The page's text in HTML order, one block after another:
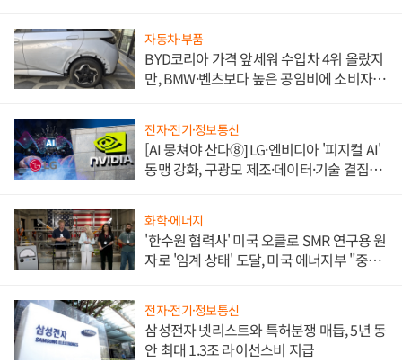
자동차·부품
BYD코리아 가격 앞세워 수입차 4위 올랐지
만, BMW·벤츠보다 높은 공임비에 소비자
전자·전기·정보통신
[AI 뭉쳐야 산다⑧] LG·엔비디아 '피지컬 AI'
동맹 강화, 구광모 제조·데이터·기술 결집
화학·에너지
'한수원 협력사' 미국 오클로 SMR 연구용 원
자로 '임계 상태' 도달, 미국 에너지부 "중요
전자·전기·정보통신
삼성전자 넷리스트와 특허분쟁 매듭, 5년 동
안 최대 1.3조 라이선스비 지급